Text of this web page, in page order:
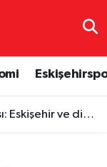
illerde fiyatlar ne kadar?